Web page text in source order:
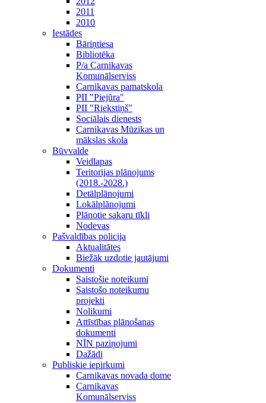
2011
2010
Iestādes
Bāriņtiesa
Bibliotēka
P/a Carnikavas
Komunālserviss
Carnikavas pamatskola
PII "Piejūra"
PII "Riekstiņš"
Sociālais dienests
Carnikavas Mūzikas un
mākslas skola
Būvvalde
Veidlapas
Teritorijas plānojums
(2018.-2028.)
Detālplānojumi
Lokālplānojumi
Plānotie sakaru tīkli
Nodevas
Pašvaldības policija
Aktualitātes
Biežāk uzdotie jautājumi
Dokumenti
Saistošie noteikumi
Saistošo noteikumu
projekti
Nolikumi
Attīstības plānošanas
dokumenti
NĪN paziņojumi
Dažādi
Publiskie iepirkumi
Carnikavas novada dome
Carnikavas
Komunālserviss